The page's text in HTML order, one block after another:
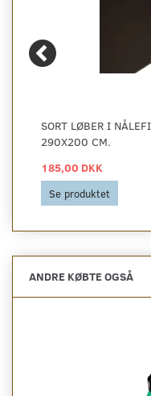
SORT LØBER I
290X200 CM.
185,00 DKK
Se produktet
ANDRE KØBTE OGSÅ